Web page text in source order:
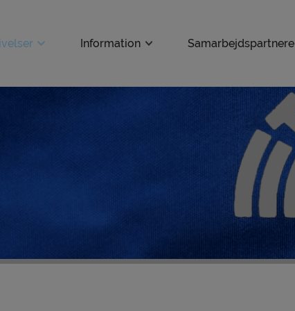
Information Samarbejdspartnere